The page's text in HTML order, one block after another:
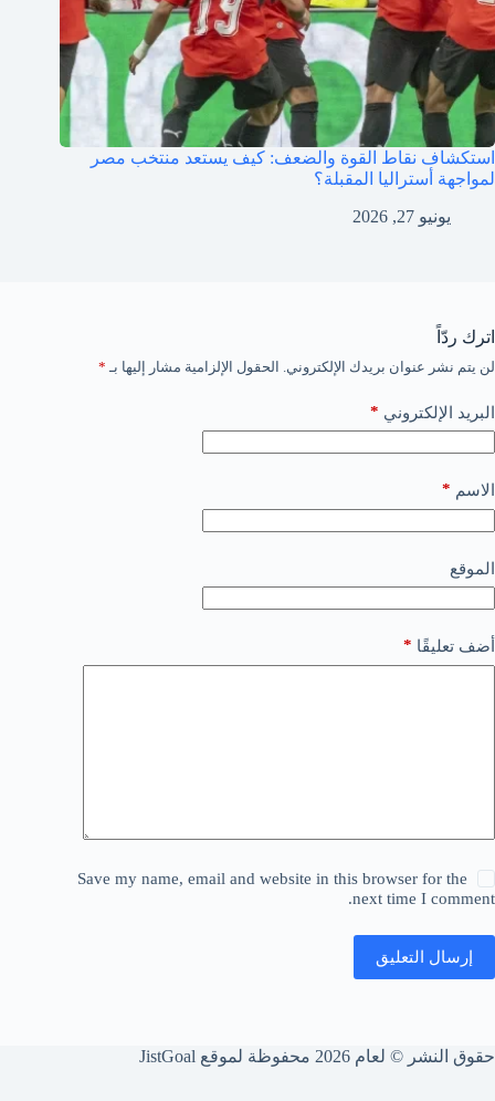
استكشاف نقاط القوة والضعف: كيف يستعد منتخب مصر
لمواجهة أستراليا المقبلة؟
يونيو 27, 2026
اترك ردّاً
لن يتم نشر عنوان بريدك الإلكتروني. الحقول الإلزامية مشار إليها بـ *
البريد الإلكتروني *
الاسم *
الموقع
أضف تعليقًا *
Save my name, email and website in this browser for the
next time I comment.
إرسال التعليق
حقوق النشر © لعام 2026 محفوظة لموقع JistGoal